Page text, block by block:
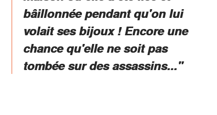
bâillonnée pendant qu'on lui
volait ses bijoux ! Encore une
chance qu'elle ne soit pas
tombée sur des assassins..."